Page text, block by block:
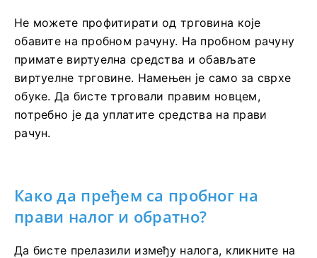
Не можете профитирати од трговина које
обавите на пробном рачуну. На пробном рачуну
примате виртуелна средства и обављате
виртуелне трговине. Намењен је само за сврхе
обуке. Да бисте трговали правим новцем,
потребно је да уплатите средства на прави
рачун.
Како да пређем са пробног на
прави налог и обратно?
Да бисте прелазили између налога, кликните на